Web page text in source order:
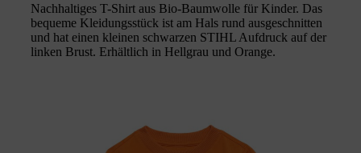
Nachhaltiges T-Shirt aus Bio-Baumwolle für Kinder. Das
bequeme Kleidungsstück ist am Hals rund ausgeschnitten
und hat einen kleinen schwarzen STIHL Aufdruck auf der
linken Brust. Erhältlich in Hellgrau und Orange.